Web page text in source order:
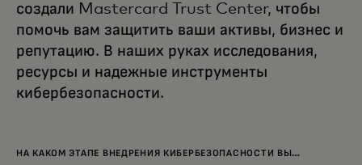
создали Mastercard Trust Center, чтобы
помочь вам защитить ваши активы, бизнес и
репутацию. В наших руках исследования,
ресурсы и надежные инструменты
кибербезопасности.
НА КАКОМ ЭТАПЕ ВНЕДРЕНИЯ КИБЕРБЕЗОПАСНОСТИ ВЫ